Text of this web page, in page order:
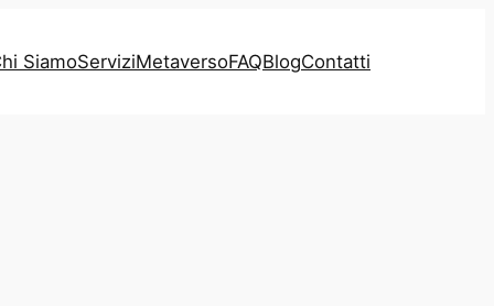
SiamoServiziMetaversoFAQBlogContatti